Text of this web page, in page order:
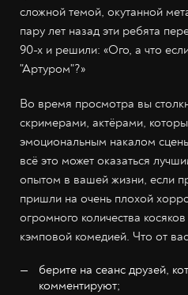
сложной темой, окутанной
пару лет назад эти ребята
90-х и решили: «Ого, а что
"Артуром"?»
Во время просмотра вы
скримерами, актёрами,
эмоциональным накалом
всё это может оказаться
опытом в вашей жизни, если
пришли на очень плохой
огромного количества
кэмповой комедией. Что от
берите на сеанс друзей,
комментируют;